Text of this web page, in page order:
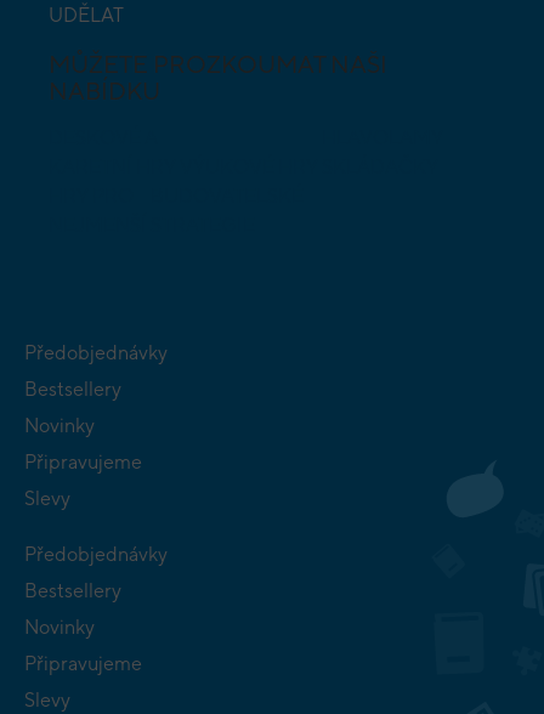
UDĚLAT
MŮŽETE PROZKOUMAT NAŠI
NABÍDKU
Předobjednávky
Bestsellery
Novinky
Připravujeme
Slevy
Předobjednávky
Bestsellery
Novinky
Připravujeme
Slevy